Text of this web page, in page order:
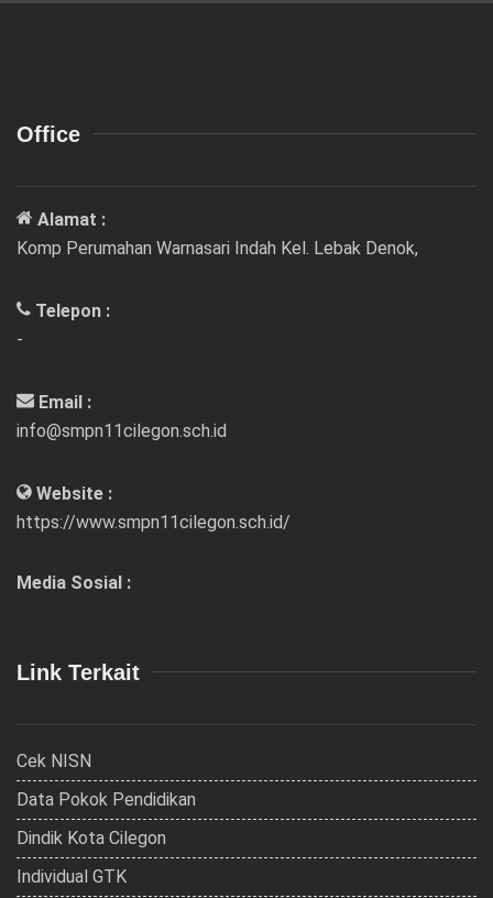
Office
Alamat :
Komp Perumahan Warnasari Indah Kel. Lebak Denok,
Telepon :
-
Email :
info@smpn11cilegon.sch.id
Website :
https://www.smpn11cilegon.sch.id/
Media Sosial :
Link Terkait
Cek NISN
Data Pokok Pendidikan
Dindik Kota Cilegon
Individual GTK